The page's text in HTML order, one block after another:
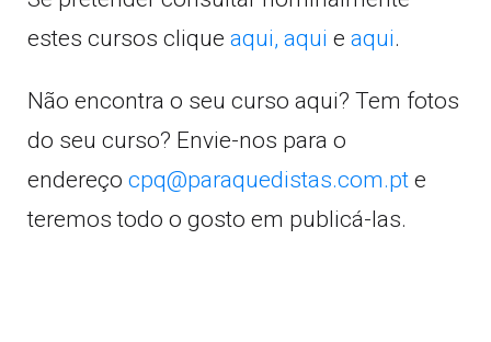
estes cursos clique aqui, aqui e aqui.
Não encontra o seu curso aqui? Tem fotos
do seu curso? Envie-nos para o
endereço cpq@paraquedistas.com.pt e
teremos todo o gosto em publicá-las.